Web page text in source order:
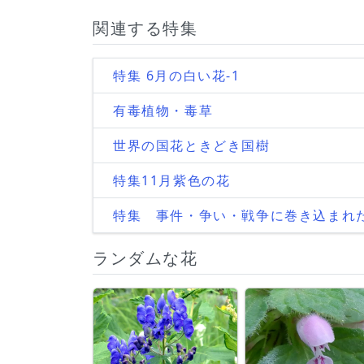
関連する特集
特集 6月の白い花-1
有毒植物・毒草
世界の国花ときどき国樹
特集11月紫色の花
特集 事件・争い・戦争に巻き込まれ
ランダムな花